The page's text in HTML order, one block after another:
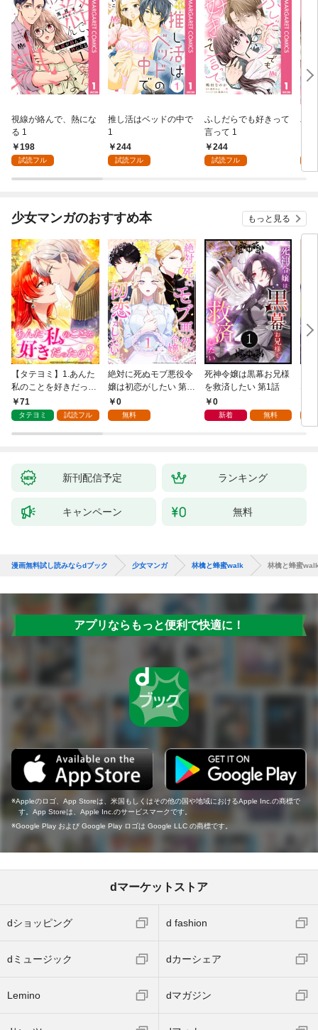
視線が絡んで、熱にな
る 1
198
試読フル
推し活はベッドの中で
1
244
試読フル
ふしだらでも好きって
言って 1
244
試読フル
パ
少女マンガのおすすめ本 もっと見る
【タテヨミ】1.あんた
私のことを好きだった
の？
71
タテヨミ 試読フル
絶対に死ぬモブ悪役令
嬢は初恋がしたい 第1
話0
無料
死神令嬢は黒幕お兄様
を救済したい 第1話
0
新着 無料
な
新刊配信予定 ランキング
キャンペーン 無料
漫画無料試し読みならdブック 少女マンガ 林檎と蜂蜜walk 林檎と蜂蜜
アプリならもっと便利で快適に！
Appleのロゴ、App Storeは、米国もしくはその他の国や地域におけるApple Inc.の商標で
す。App Storeは、Apple Inc.のサービスマークです。
Google Play および Google Play ロゴは Google LLC の商標です。
dマーケットストア
dショッピング d fashion
dミュージック dカーシェア
Lemino dマガジン